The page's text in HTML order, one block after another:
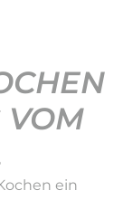
VOM
ein